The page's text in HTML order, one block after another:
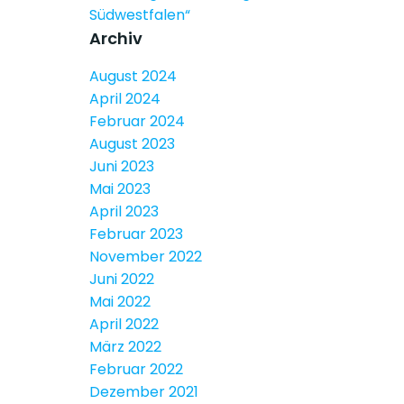
Südwestfalen“
Archiv
August 2024
April 2024
Februar 2024
August 2023
Juni 2023
Mai 2023
April 2023
Februar 2023
November 2022
Juni 2022
Mai 2022
April 2022
März 2022
Februar 2022
Dezember 2021